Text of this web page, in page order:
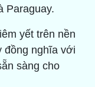
Paraguay.
yết trên nền
đồng nghĩa với
sàng cho